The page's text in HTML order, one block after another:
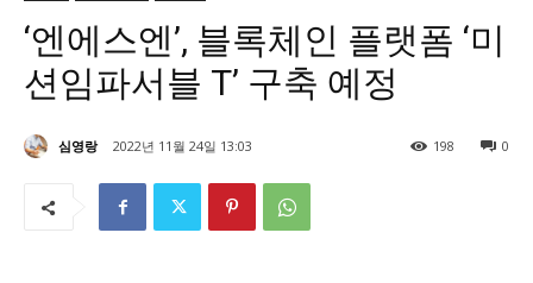
‘엔에스엔’, 블록체인 플랫폼 ‘미
션임파서블 T’ 구축 예정
심영랑 2022년 11월 24일 13:03 0
198